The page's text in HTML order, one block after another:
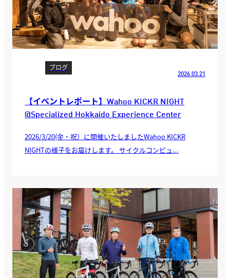
ブログ
2026.03.21
【イベントレポート】Wahoo KICKR NIGHT
@Specialized Hokkaido Experience Center
2026/3/20(金・祝）に開催いたしましたWahoo KICKR
NIGHTの様子をお届けします。 サイクルコンピュ...